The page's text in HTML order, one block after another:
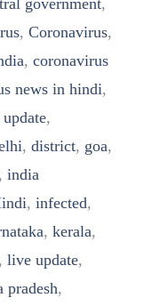
, Coronavirus,
, coronavirus
news in hindi,
,
, district, goa,
, india
, infected,
, kerala,
, live update,
pradesh,